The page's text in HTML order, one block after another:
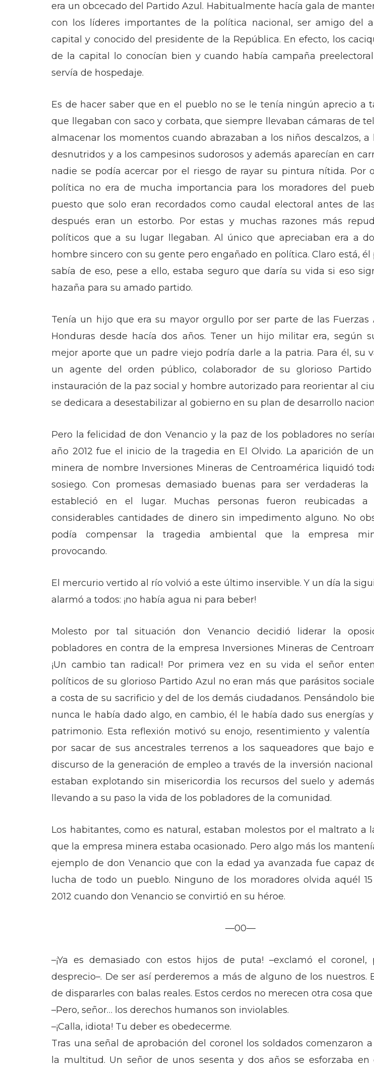
era un obcecado del Partido Azul. Habitualmente hacía gala de
con los líderes importantes de la política nacional, ser amigo del
capital y conocido del presidente de la República. En efecto, los
de la capital lo conocían bien y cuando había campaña
servía de hospedaje.
Es de hacer saber que en el pueblo no se le tenía ningún aprecio a
que llegaban con saco y corbata, que siempre llevaban cámaras de
almacenar los momentos cuando abrazaban a los niños descalzos, a
desnutridos y a los campesinos sudorosos y además aparecían en
nadie se podía acercar por el riesgo de rayar su pintura nítida. Por
política no era de mucha importancia para los moradores del
puesto que solo eran recordados como caudal electoral antes de
después eran un estorbo. Por estas y muchas razones más
políticos que a su lugar llegaban. Al único que apreciaban era a
hombre sincero con su gente pero engañado en política. Claro está, él
sabía de eso, pese a ello, estaba seguro que daría su vida si eso
hazaña para su amado partido.
Tenía un hijo que era su mayor orgullo por ser parte de las Fuerzas
Honduras desde hacía dos años. Tener un hijo militar era, según
mejor aporte que un padre viejo podría darle a la patria. Para él, su
un agente del orden público, colaborador de su glorioso
instauración de la paz social y hombre autorizado para reorientar al
se dedicara a desestabilizar al gobierno en su plan de desarrollo
Pero la felicidad de don Venancio y la paz de los pobladores no
año 2012 fue el inicio de la tragedia en El Olvido. La aparición de
minera de nombre Inversiones Mineras de Centroamérica liquidó
sosiego. Con promesas demasiado buenas para ser verdaderas la
estableció en el lugar. Muchas personas fueron reubicadas
considerables cantidades de dinero sin impedimento alguno. No
podía compensar la tragedia ambiental que la empresa
provocando.
El mercurio vertido al río volvió a este último inservible. Y un día la
alarmó a todos: ¡no había agua ni para beber!
Molesto por tal situación don Venancio decidió liderar la
pobladores en contra de la empresa Inversiones Mineras de
¡Un cambio tan radical! Por primera vez en su vida el señor
políticos de su glorioso Partido Azul no eran más que parásitos
a costa de su sacrificio y del de los demás ciudadanos. Pensándolo
nunca le había dado algo, en cambio, él le había dado sus energías
patrimonio. Esta reflexión motivó su enojo, resentimiento y valentía
por sacar de sus ancestrales terrenos a los saqueadores que bajo
discurso de la generación de empleo a través de la inversión
estaban explotando sin misericordia los recursos del suelo y
llevando a su paso la vida de los pobladores de la comunidad.
Los habitantes, como es natural, estaban molestos por el maltrato a
que la empresa minera estaba ocasionado. Pero algo más los
ejemplo de don Venancio que con la edad ya avanzada fue capaz
lucha de todo un pueblo. Ninguno de los moradores olvida aquél
2012 cuando don Venancio se convirtió en su héroe.
—00—
–¡Ya es demasiado con estos hijos de puta! –exclamó el coronel,
desprecio–. De ser así perderemos a más de alguno de los nuestros.
de dispararles con balas reales. Estos cerdos no merecen otra cosa
–Pero, señor… los derechos humanos son inviolables.
–¡Calla, idiota! Tu deber es obedecerme.
Tras una señal de aprobación del coronel los soldados comenzaron
la multitud. Un señor de unos sesenta y dos años se esforzaba en